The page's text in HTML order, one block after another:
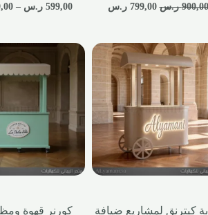
900,00 ر.س 799,00 ر.س 599,00 ر.س –
كيترنق لمشاريع ضيافة
كورنر قهوة